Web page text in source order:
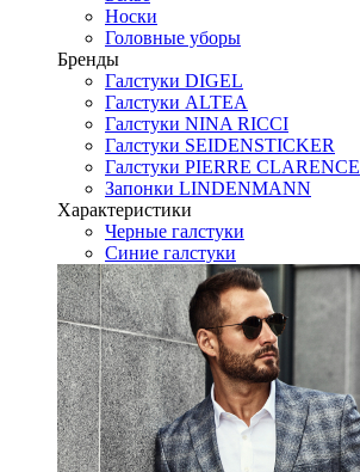
Носки
Головные уборы
Бренды
Галстуки DIGEL
Галстуки ALTEA
Галстуки NINA RICCI
Галстуки SEIDENSTICKER
Галстуки PIERRE CLARENCE
Запонки LINDENMANN
Характеристики
Черные галстуки
Синие галстуки